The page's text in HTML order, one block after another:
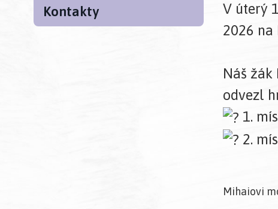
Kontakty
V úterý
2026 na
Náš
odvezl
1.
2.
Mihaiovi